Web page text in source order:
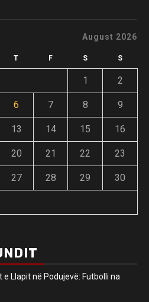
August 2026
T F S S
1 2
6 7 8 9
13 14 15 16
20 21 22 23
27 28 29 30
Llapit në Podujevë: Futbolli na